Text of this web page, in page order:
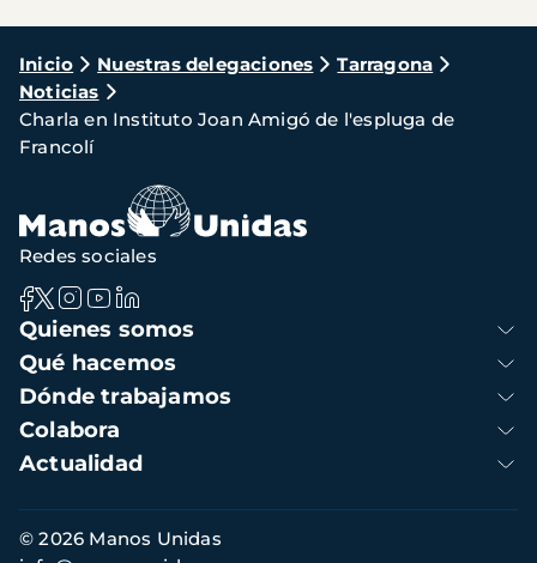
Ruta
de
navegación
Inicio Nuestras delegaciones
Tarragona
Noticias
Charla en Instituto Joan Amigó de l'espluga de
Francolí
Navegación
principal
Quienes somos
Qué hacemos
Dónde trabajamos
Colabora
Actualidad
Redes sociales
Información
© 2026 Manos Unidas